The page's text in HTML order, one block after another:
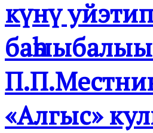
күнү
«Алгыс»